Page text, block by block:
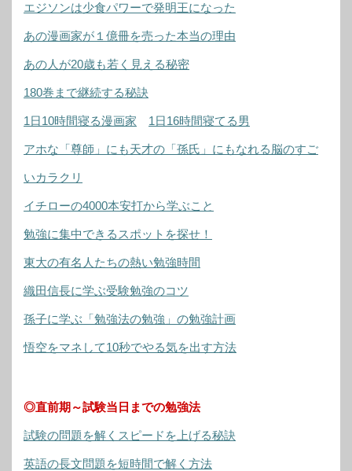
エジソンは少食パワーで発明王になった
あの漫画家が１億冊を売った本当の理由
あの人が20歳も若く見える秘密
180巻まで継続する秘訣
1日10時間寝る漫画家 1日16時間寝てる男
アホな「尊師」にも天才の「孫氏」にもなれる脳のすご
いカラクリ
イチローの4000本安打から学ぶこと
勉強に集中できるスポットを探せ！
東大の有名人たちの熱い勉強時間
織田信長に学ぶ受験勉強のコツ
孫子に学ぶ「勉強法の勉強」の勉強計画
悟空をマネして10秒でやる気を出す方法
◎直前期～試験当日までの勉強法
試験の問題を解くスピードを上げる秘訣
英語の長文問題を短時間で解く方法